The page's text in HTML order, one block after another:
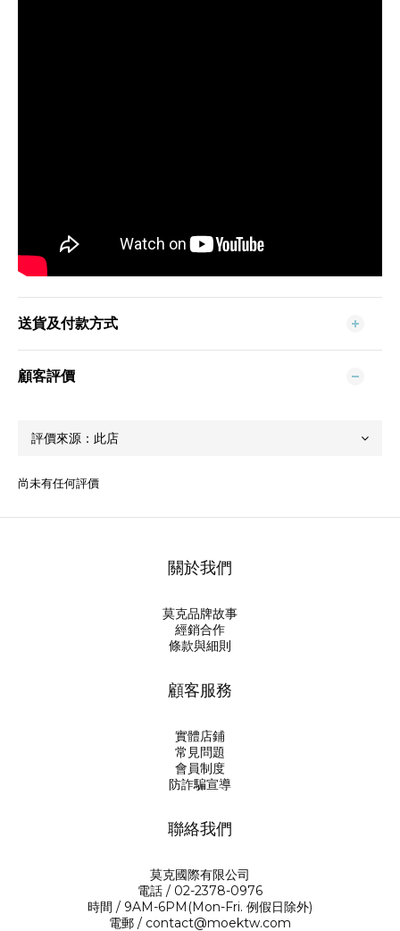
送貨及付款方式
顧客評價
尚未有任何評價
關於我們
莫克品牌故事
經銷合作
條款與細則
顧客服務
實體店鋪
常見問題
會員制度
防詐騙宣導
聯絡我們
莫克國際有限公司
電話 / 02-2378-0976
時間 / 9AM-6PM(Mon-Fri. 例假日除外)
電郵 / contact@moektw.com